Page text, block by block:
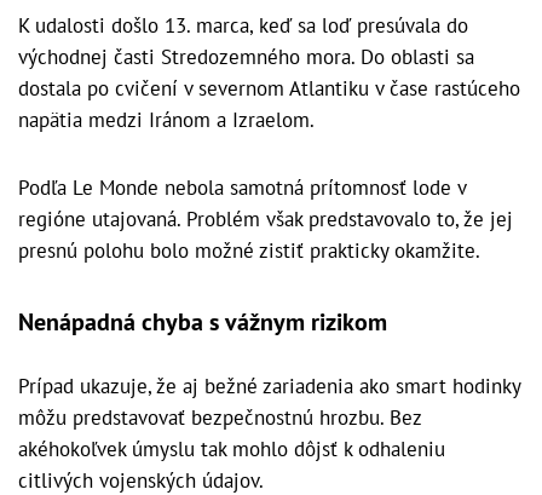
K udalosti došlo 13. marca, keď sa loď presúvala do
východnej časti Stredozemného mora. Do oblasti sa
dostala po cvičení v severnom Atlantiku v čase rastúceho
napätia medzi Iránom a Izraelom.
Podľa Le Monde nebola samotná prítomnosť lode v
regióne utajovaná. Problém však predstavovalo to, že jej
presnú polohu bolo možné zistiť prakticky okamžite.
Nenápadná chyba s vážnym rizikom
Prípad ukazuje, že aj bežné zariadenia ako smart hodinky
môžu predstavovať bezpečnostnú hrozbu. Bez
akéhokoľvek úmyslu tak mohlo dôjsť k odhaleniu
citlivých vojenských údajov.